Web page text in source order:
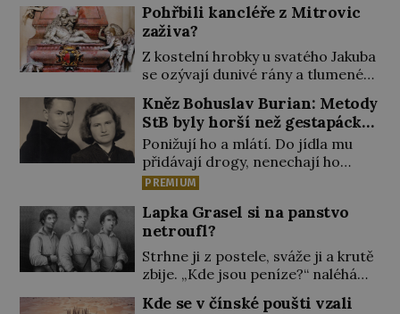
Pohřbili kancléře z Mitrovic
zaživa?
Z kostelní hrobky u svatého Jakuba
se ozývají dunivé rány a tlumené
pověrčiví lidé. Ani za dvě kopy
grošů by se nikdo neodvážil
podzemní hrobku otevřít a její
poklop tak raději jen skrápí
svěcenou vodou. Za několik dní
Když o mnoho let později hrobku
[…]
Kněz Bohuslav Burian: Metody
StB byly horší než gestapácké
trýznění
Ponižují ho a mlátí. Do jídla mu
přidávají drogy, nenechají ho
pořádně vyspat a smrtí vyhrožují i
týrání nevydrží a estébákům
podepíše všechno, co po něm
chtějí. Svým podpisem jim potvrdí
také to, že na něj během výslechů
nikdo nevyvíjel fyzický ani
psychický nátlak. Syn brněnského
PREMIUM
Lapka Grasel si na panstvo
netroufl?
Strhne ji z postele, sváže ji a krutě
zbije. „Kde jsou peníze?“ naléhá
mu to neprozradí – ostatně ani
Kde se v čínské poušti vzali